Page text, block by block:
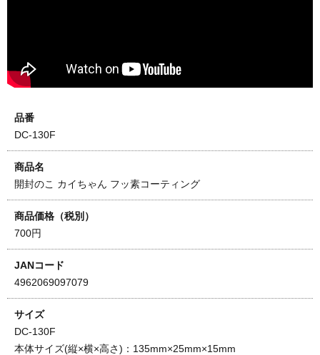
品番
DC-130F
商品名
開封のこ カイちゃん フッ素コーティング
商品価格（税別）
700円
JANコード
4962069097079
サイズ
DC-130F
本体サイズ(縦×横×高さ)：135mm×25mm×15mm